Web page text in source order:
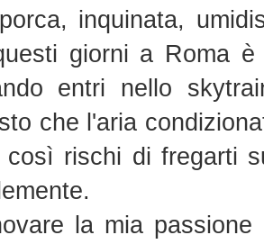
inquinata,
giorni a Roma
entri nello
che l'aria
così rischi di fregarti
la mia